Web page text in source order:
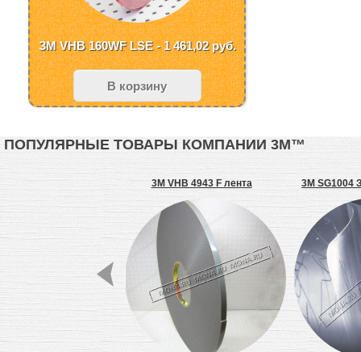
ЗМ VHB 160WF LSE - 1 461,02руб.
В корзину
ПОПУЛЯРНЫЕ ТОВАРЫ КОМПАНИИ 3М™
3M VHB 4943 F лента 3M SG1004